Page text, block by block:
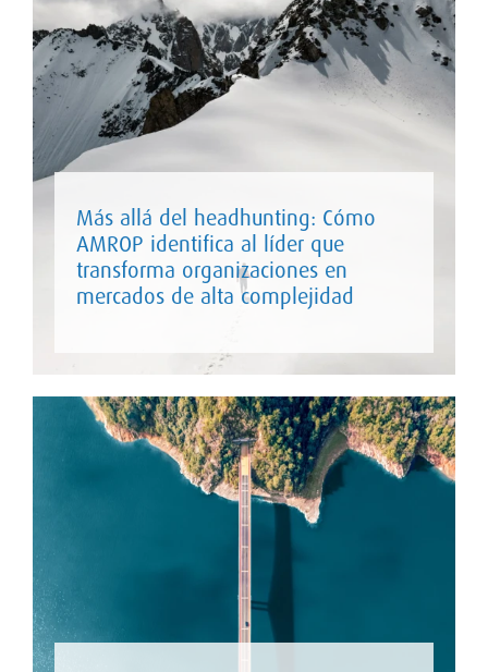
Más allá del headhunting: Cómo
AMROP identifica al líder que
transforma organizaciones en
mercados de alta complejidad